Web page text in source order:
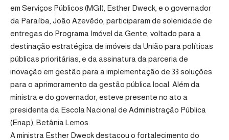
em Serviços Públicos (MGI), Esther Dweck, e o governador
da Paraíba, João Azevêdo, participaram de solenidade de
entregas do Programa Imóvel da Gente, voltado para a
destinação estratégica de imóveis da União para políticas
públicas prioritárias, e da assinatura da parceria de
inovação em gestão para a implementação de 33 soluções
para o aprimoramento da gestão pública local. Além da
ministra e do governador, esteve presente no ato a
presidenta da Escola Nacional de Administração Pública
(Enap), Betânia Lemos.
A ministra Esther Dweck destacou o fortalecimento do